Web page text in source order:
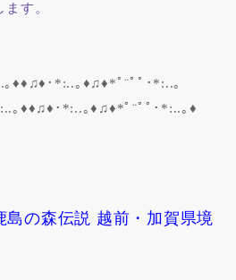
す。
♦♦♫♦･*:..｡♦♫♦*ﾟ¨ﾟﾟ･*:..｡
｡♦♦♫♦･*:..｡♦♫♦*ﾟ¨ﾟﾟ･*:..｡♦
島の森伝説 越前・加賀県境